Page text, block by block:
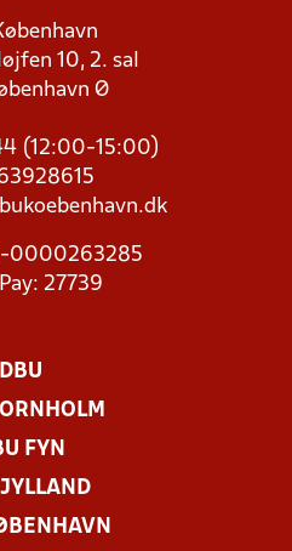
10, 2. sal
Ø
(12:00-15:00)
0000263285
27739
DBU
FYN